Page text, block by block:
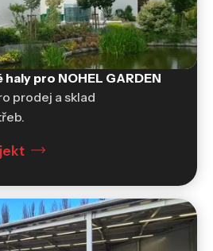
pro NOHEL GARDEN
prodej a sklad